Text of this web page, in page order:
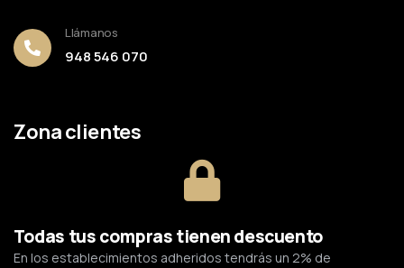
Llámanos
948 546 070
Zona clientes
Todas tus compras tienen descuento
En los establecimientos adheridos tendrás un 2% de